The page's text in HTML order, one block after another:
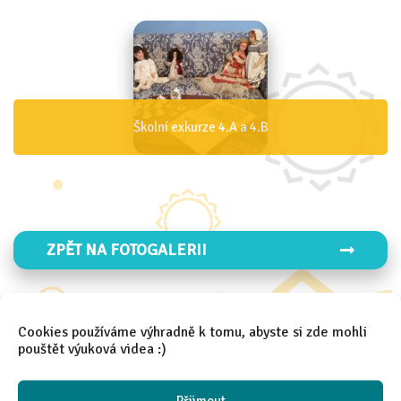
Cookies používáme výhradně k tomu, abyste si zde mohli
pouštět výuková videa :)
Den IZS 4.B
ZPĚT NA FOTOGALERII
ZPĚT NA FOTO 2025/2026